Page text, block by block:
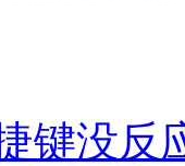
键没反